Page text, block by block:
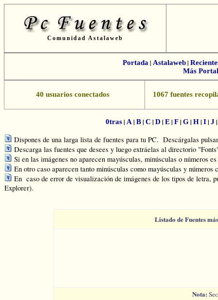
Comunidad Astalaweb
Portada| Astalaweb|
Más
40 usuarios conectados 1067 fuentes
0tras| A | B| C | D | E| F| G| H| I| J
Dispones de una larga lista de fuentes para tu PC. Descárgalas
Descarga las fuentes que desees y luego extráelas al directorio
Si en las imágenes no aparecen mayúsculas, minúsculas o números
En otro caso aparecen tanto minúsculas como mayúsculas y números
En caso de error de visualización de imágenes de los tipos de letra,
Explorer).
Listado de Fuentes
Nota: